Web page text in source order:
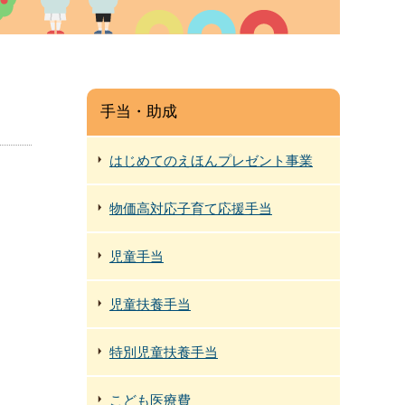
手当・助成
はじめてのえほんプレゼント事業
物価高対応子育て応援手当
児童手当
児童扶養手当
特別児童扶養手当
こども医療費